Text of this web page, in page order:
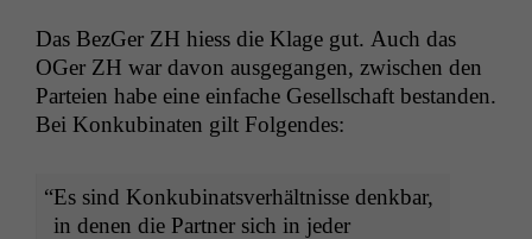
Das BezGer ZH hiess die Klage gut. Auch das
OGer ZH war davon aus­ge­gan­gen, zwis­chen den
Parteien habe eine ein­fache Gesellschaft bestanden.
Bei Konku­bi­nat­en gilt Folgendes:
“Es sind Konku­bi­natsver­hält­nisse denkbar,
in denen die Part­ner sich in jed­er